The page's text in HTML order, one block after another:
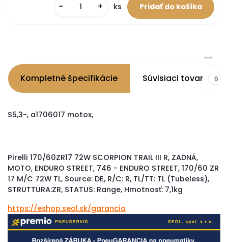
- + ks
Kompletné špecifikácie Súvisiaci tovar 6
S5,3-, a1706017 motox,
Pirelli 170/60ZR17 72W SCORPION TRAIL III R, ZADNÁ,
MOTO, ENDURO STREET, 746 - ENDURO STREET, 170/60 ZR
17 M/C 72W TL, Source: DE, R/C: R, TL/TT: TL (Tubeless),
STRUTTURA:ZR, STATUS: Range, Hmotnosť: 7,1kg
https://eshop.seol.sk/garancia